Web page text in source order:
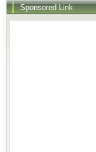
Sponsored Link